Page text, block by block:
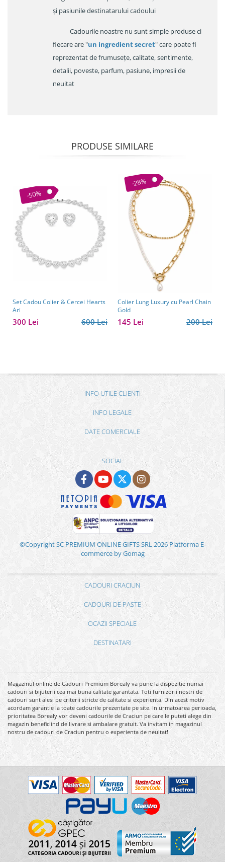
și pasiunile destinatarului cadoului
Cadourile noastre nu sunt simple produse ci
fiecare are "un ingredient secret" care poate fi
reprezentat de frumusețe, calitate, sentimente,
detalii, poveste, parfum, pasiune, impresii de
neuitat
PRODUSE SIMILARE
-50%
Set Cadou Colier & Cercei Hearts
Ari
600 Lei
300 Lei
-28%
Colier Lung Luxury cu Pearl Chain
Gold
200 Lei
145 Lei
INFO UTILE CLIENTI
INFO LEGALE
DATE COMERCIALE
SOCIAL
©Copyright SC PREMIUM ONLINE GIFTS SRL 2026 Platforma E-
commerce by Gomag
CADOURI CRACIUN
CADOURI DE PASTE
OCAZII SPECIALE
DESTINATARI
Magazinul online de Cadouri Premium Borealy va pune la dispozitie numai
cadouri si bijuterii cea mai buna calitate garantata. Toti furnizorii nostri de
cadouri sunt alesi pe criterii stricte de calitate si experienta. Din acest motiv
acordam garantie la toate cadourile prezentate pe site. In urmatoarea perioada,
prioritatea Borealy vor deveni cadourile de Craciun pe care le puteti alege din
magazin beneficiind de livrare si ambalare gratuit. Va invitam in magazinul
nostru de cadouri de Craciun pentru o experienta de neuitat!